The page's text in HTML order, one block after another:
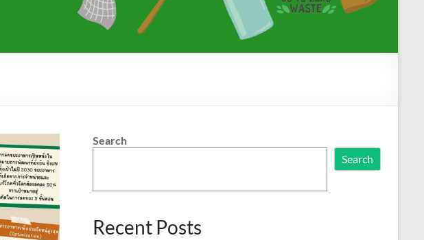
Search
Search
Recent Posts